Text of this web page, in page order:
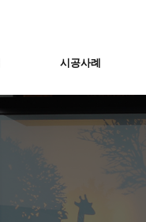
시공사례